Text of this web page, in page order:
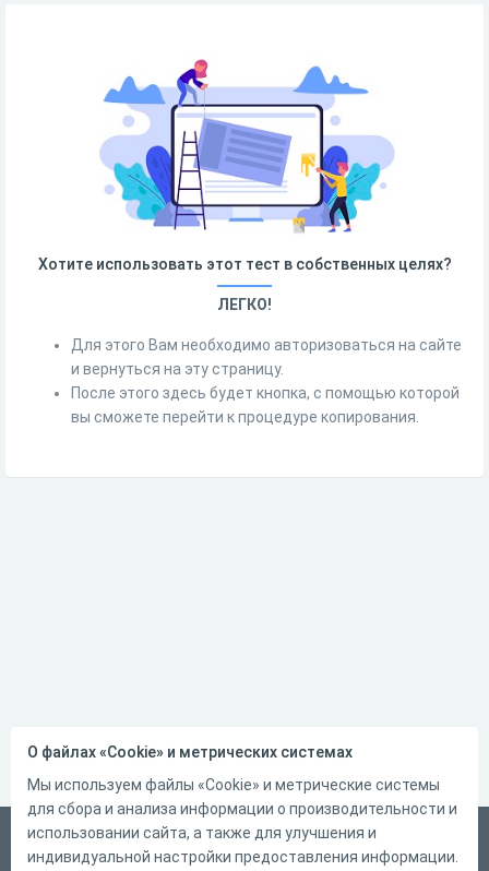
Хотите использовать этот тест в собственных целях?
ЛЕГКО!
Для этого Вам необходимо авторизоваться на сайте
и вернуться на эту страницу.
После этого здесь будет кнопка, с помощью которой
вы сможете перейти к процедуре копирования.
Русский
О файлах «Cookie» и метрических системах
Мы используем файлы «Cookie» и метрические системы
для сбора и анализа информации о производительности и
использовании сайта, а также для улучшения и
индивидуальной настройки предоставления информации.